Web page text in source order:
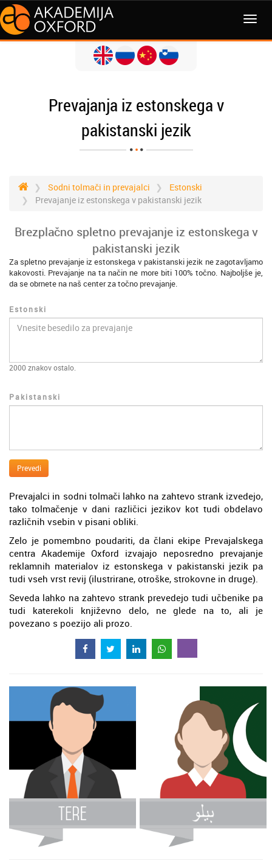
MENI
Prevajanja iz estonskega v
pakistanski jezik
Sodni tolmači in prevajalci
Estonski
Prevajanje iz estonskega v pakistanski jezik
Brezplačno spletno prevajanje iz estonskega v
pakistanski jezik
Za spletno prevajanje iz estonskega v pakistanski jezik ne zagotavljamo
kakovosti. Prevajanje na ta način ne more biti 100% točno. Najboljše je,
da se obrnete na naš center za točno prevajanje.
Estonski
2000 znakov ostalo.
Pakistanski
Prevedi
Prevajalci in sodni tolmači lahko na zahtevo strank izvedejo,
tako tolmačenje v dani različici jezikov kot tudi obdelavo
različnih vsebin v pisani obliki.
Zelo je pomembno poudariti, da člani ekipe Prevajalskega
centra Akademije Oxford izvajajo neposredno prevajanje
reklamnih materialov iz estonskega v pakistanski jezik pa
tudi vseh vrst revij (ilustrirane, otroške, strokovne in druge).
Seveda lahko na zahtevo strank prevedejo tudi učbenike pa
tudi katerekoli književno delo, ne glede na to, ali je
povezano s poezijo ali prozo.